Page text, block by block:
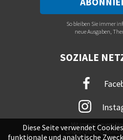
So bleiben Sie immer
neue Ausgaben,
SOZIALE
Mit immer neuem
unsere Online-
Diese Seite verwendet
funktionale und analytische